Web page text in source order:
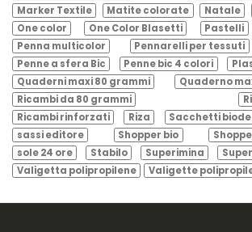
Marker Textile
Matite colorate Natale
One color
One Color Blasetti Pastelli
Penna multicolor
Pennarelli per tessuti
Penne a sfera Bic
Penne bic 4 colori
Quaderni maxi 80 grammi
Quaderno
Ricambi da 80 grammi
Ricambi rinforzati
Riza Sacchetti
sassi editore
Shopper bio
sole 24 ore
Stabilo Superimina
Valigetta polipropilene
Valigette